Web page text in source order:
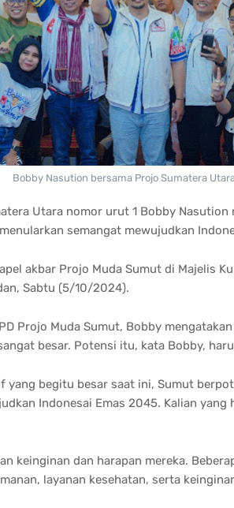
Bobby Nasution bersama Projo Sumatera
Utara nomor urut 1 Bobby Nasution
semangat mewujudkan
akbar Projo Muda Sumut di Majelis
Sabtu (5/10/2024).
Projo Muda Sumut, Bobby
besar. Potensi itu, kata Bobby,
yang begitu besar saat ini, Sumut
Indonesai Emas 2045. Kalian yang
keinginan dan harapan mereka.
layanan kesehatan, serta